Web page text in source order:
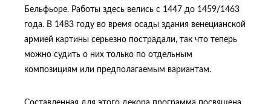
Бельфьоре. Работы здесь велись с 1447 до 1459/1463
года. В 1483 году во время осады здания венецианской
армией картины серьезно пострадали, так что теперь
можно судить о них только по отдельным
композициям или предполагаемым вариантам.